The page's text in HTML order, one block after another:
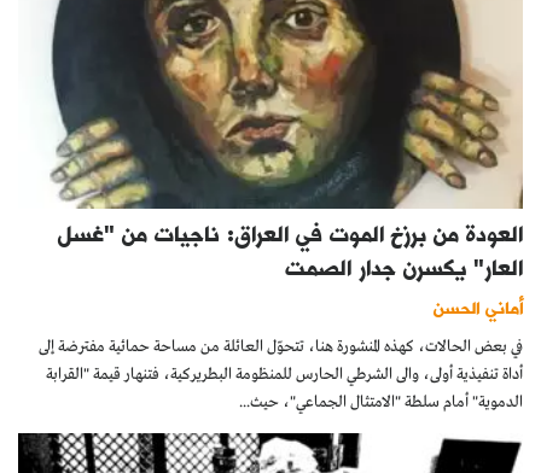
العودة من برزخ الموت في العراق: ناجيات من "غسل
العار" يكسرن جدار الصمت
أماني الحسن
في بعض الحالات، كهذه المنشورة هنا، تتحوّل العائلة من مساحة حمائية مفترضة إلى
أداة تنفيذية أولى، والى الشرطي الحارس للمنظومة البطريركية، فتنهار قيمة "القرابة
الدموية" أمام سلطة "الامتثال الجماعي"، حيث...